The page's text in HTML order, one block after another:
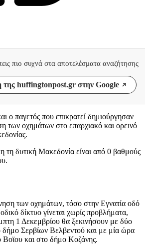
πιο συχνά στα αποτελέσματα αναζήτησης
huffingtonpost.gr στην Google
ο παγετός που επικρατεί δημιούργησαν
των οχημάτων στο επαρχιακό και ορεινό
τη δυτική Μακεδονία είναι από 0 βαθμούς
των οχημάτων, τόσο στην Εγνατία οδό
δίκτυο γίνεται χωρίς προβλήματα,
1 Δεκεμβρίου θα ξεκινήσουν με δύο
Σερβίων Βελβεντού και με μία ώρα
και στο δήμο Κοζάνης.